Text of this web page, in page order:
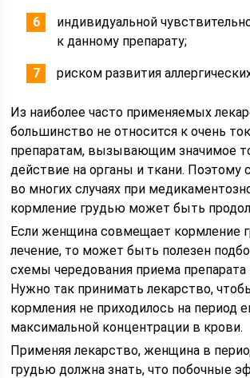
индивидуальной
к данному препарату;
риском развития
Из наиболее часто применяемых
большинство не относится к очень
препаратам, вызывающим значимое
действие на органы и ткани. Поэтому
во многих случаях при
кормление грудью может быть
Если женщина совмещает кормление
лечение, то может быть полезен
схемы чередования приема препарата
Нужно так принимать лекарство,
кормления не приходилось на период
максимальной концентрации в крови.
Применяя лекарство, женщина в
грудью должна знать, что побочные